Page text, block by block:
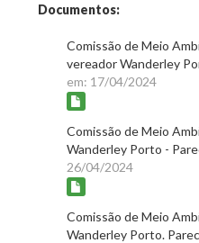
Documentos:
Comissão de Meio
vereador Wanderley
em: 17/04/2024
Comissão de Meio
Wanderley Porto -
26/04/2024
Comissão de Meio
Wanderley Porto.